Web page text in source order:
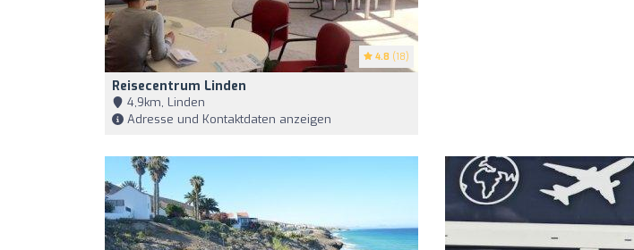
4.8 (18)
Reisecentrum Linden
4,9km, Linden
Adresse und Kontaktdaten anzeigen